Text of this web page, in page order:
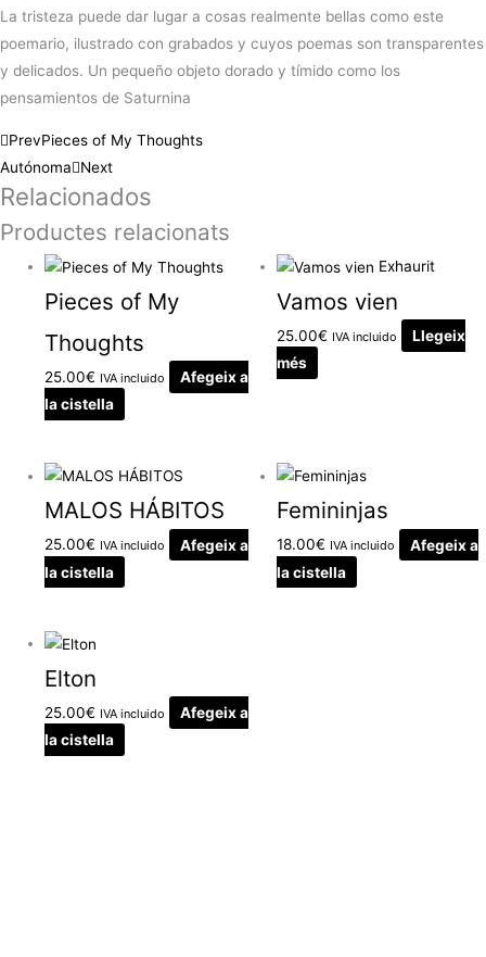
La tristeza puede dar lugar a cosas realmente bellas como este
poemario, ilustrado con grabados y cuyos poemas son transparentes
y delicados. Un pequeño objeto dorado y tímido como los
pensamientos de Saturnina
PrevPieces of My Thoughts
Autónoma
Next
Relacionados
Productes relacionats
Pieces of My
Thoughts
25.00€ IVA incluido
Afegeix a
la cistella
Exhaurit
Vamos vien
25.00€ IVA incluido
Llegeix
més
MALOS HÁBITOS
25.00€ IVA incluido
Afegeix a
la cistella
Femininjas
18.00€ IVA incluido
Afegeix a
la cistella
Elton
25.00€ IVA incluido
Afegeix a
la cistella